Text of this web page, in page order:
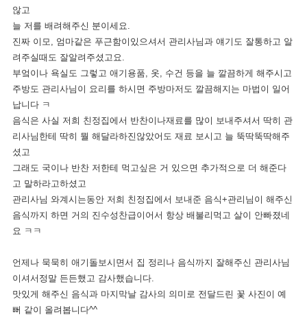
않고
늘 저를 배려해주신 분이세요.
진짜 이모, 엄마같은 푸근함이있으셔서 관리사님과 얘기도 잘통하고 알
려주실때도 잘알려주셨고요.
부엌이나 욕실도 그렇고 애기용품, 옷, 수건 등을 늘 깔끔하게 해주시고
주방도 관리사님이 요리를 하시면 주방마저도 깔끔해지는 마법이 일어
납니다 ㅋ
음식은 사실 저희 친정집에서 반찬이나재료를 많이 보내주셔서 딱히 관
리사님한테 딱히 뭘 해달라하진않았어도 재료 보시고 늘 뚝딱뚝딱해주
셨고
그래도 국이나 반찬 저한테 먹고싶은 거 있으면 추가적으로 더 해준다
고 말하라고하셨고
관리사님 와계시는동안 저희 친정집에서 보내준 음식+관리님이 해주신
음식까지 하면 거의 진수성찬급이어서 항상 배불리먹고 살이 안빠졌네
요 ㅋㅋ
언제나 묵묵히 애기돌보시면서 집 정리나 음식까지 잘해주신 관리사님
이셔서정말 든든했고 감사했습니다.
맛있게 해주신 음식과 마지막날 감사의 의미로 전달드린 꽃 사진이 예
뻐 같이 올려봅니다^^